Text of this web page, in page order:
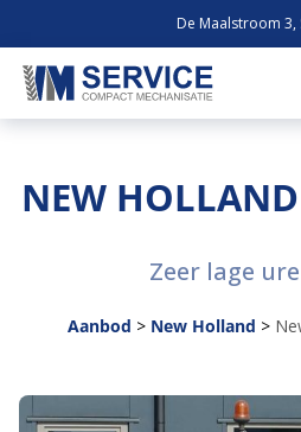
De Maalstroom
NEW
Zeer lage
Aanbod > New Holland >